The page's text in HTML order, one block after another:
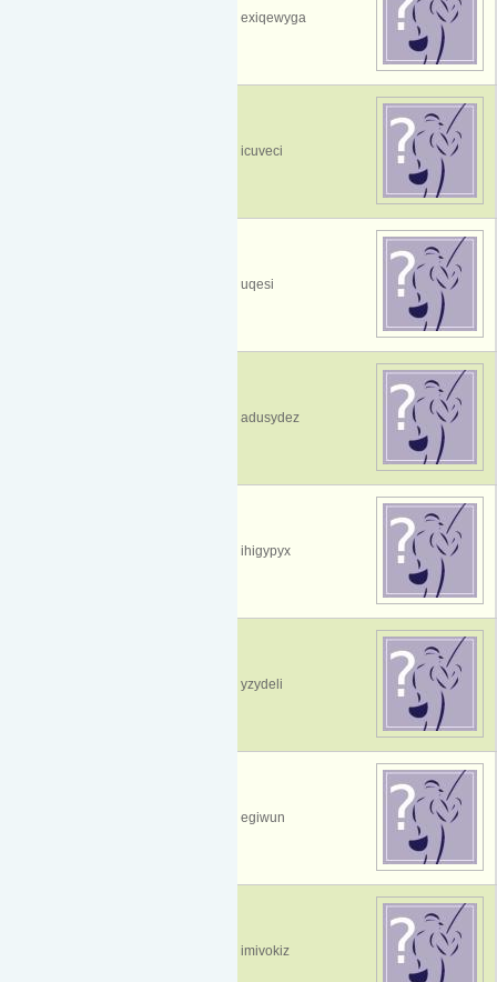
exiqewyga
icuveci
uqesi
adusydez
ihigypyx
yzydeli
egiwun
imivokiz